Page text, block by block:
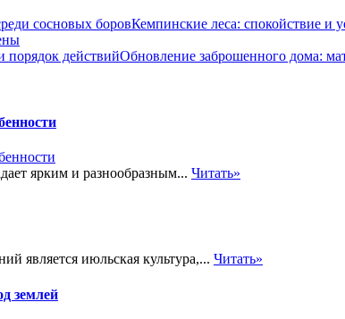
Кемпинские леса: спокойствие и
Обновление заброшенного дома:
ярким и разнообразным... Читать»
является июльская культура,... Читать»
землей